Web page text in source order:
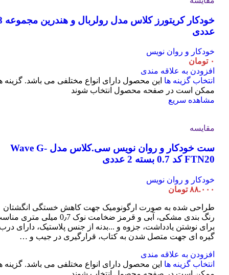
خودکار
عددی
خودکار و روان نویس
۰ تومان
افزودن به علاقه مندی
انتخاب گزینه ها این محصول دارای انواع مختلفی می باشد. گزینه
ممکن است در صفحه محصول انتخاب شوند
مشاهده سریع
مقایسه
ست خودکار و روان نویس سی.کلاس مدل Wave G-
FTN20 کد 0.7 بسته 2 عددی
خودکار و روان نویس
۸۸.۰۰۰ تومان
طراحی شده به صورت ارگونومیک جهت کاهش خستگی انگشتان
رنگ بندی مشکی، آبی و قرمز ضخامت نوک 0٫7 میلی
برای نوشتن یادداشت، جزوه و ...بدنه از جنس پلاستیک، دارای
گیره ای جهت متصل شدن به کتاب، قرارگیری در جیب و …
افزودن به علاقه مندی
انتخاب گزینه ها این محصول دارای انواع مختلفی می باشد. گزینه